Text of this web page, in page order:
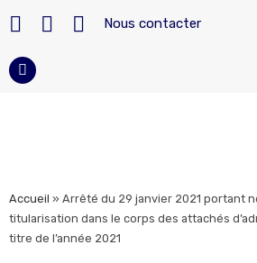
Nous contacter
Accueil » Arrêté du 29 janvier 2021 portant
titularisation dans le corps des attachés
titre de l’année 2021